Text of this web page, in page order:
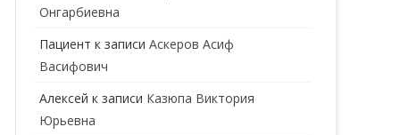
ПЕРИНАТАЛЬНЫЙ ПСИХОЛОГ
МАССАЖИСТ
НАРКОЛОГ
НЕВРОПАТОЛОГ
Онгарбиевна
Пациент к записиАскеров Асиф
Васифович
Алексей к записи Казюпа Виктория
Юрьевна